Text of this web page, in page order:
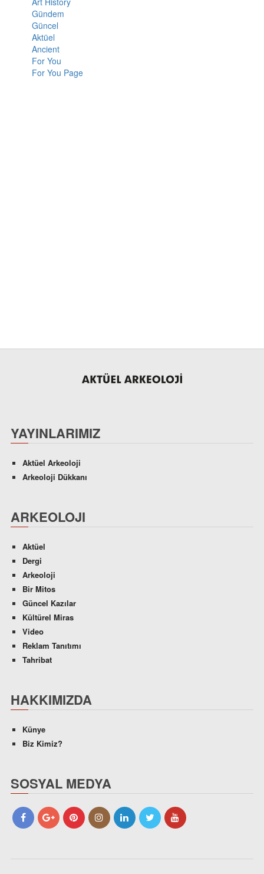
Gündem
Güncel
Aktüel
Ancient
For You
For You Page
YAYINLARIMIZ
Aktüel Arkeoloji
Arkeoloji Dükkanı
ARKEOLOJI
Aktüel
Dergi
Arkeoloji
Bir Mitos
Güncel Kazılar
Kültürel Miras
Video
Reklam Tanıtımı
Tahribat
HAKKIMIZDA
Künye
Biz Kimiz?
SOSYAL MEDYA